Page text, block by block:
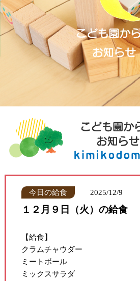
こども園だより
今日の給食 2025/12/9
１２月９日（火）の給食
【給食】
クラムチャウダー
ミートボール
ミックスサラダ